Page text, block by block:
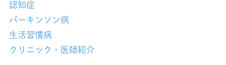
認知症
パーキンソン病
生活習慣病
クリニック・医師紹介